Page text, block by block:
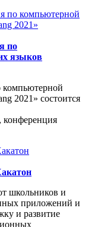
по
языков
2021» состоится
конференция
школьников и
приложений и
и развитие